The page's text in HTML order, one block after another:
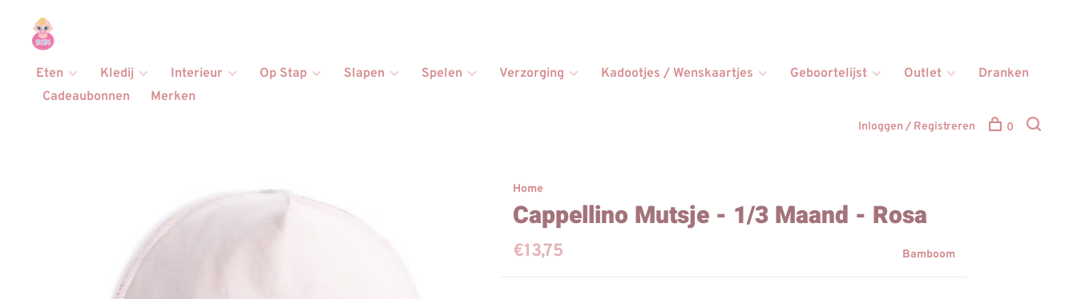
Eten Kledij Interieur Op Stap Slapen Spelen Verzorging Kadootjes / Wenskaartjes Geboortelijst Outlet
Dranken
Cadeaubonnen
Merken
Inloggen / Registreren 0
Home
Cappellino Mutsje - 1/3 Maand - Rosa
€13,75 Bamboom